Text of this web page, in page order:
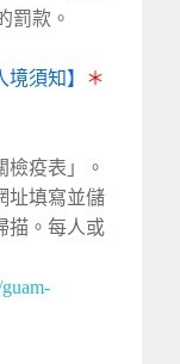
罰款。
須知】
＊
檢疫表」。
址填寫並儲
描。每人或